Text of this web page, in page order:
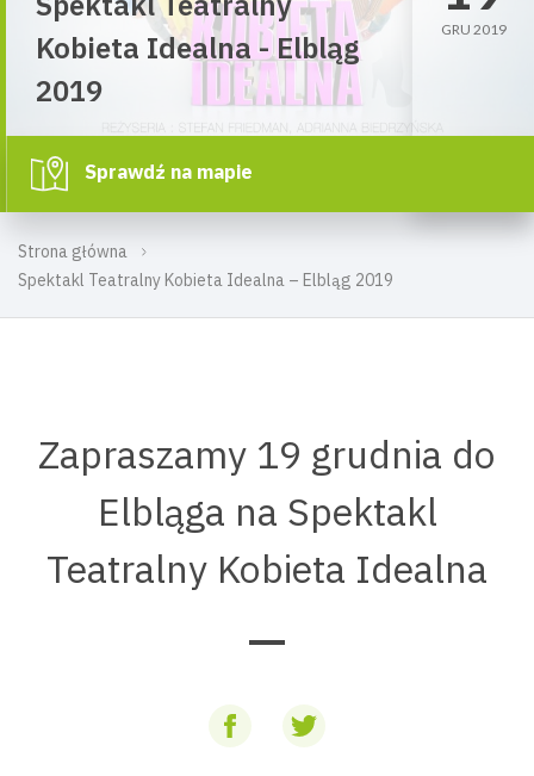
Strona główna
Spektakl Teatralny Kobieta Idealna – Elbląg 2019
Kobieta Idealna - Elbląg
2019
GRU 2019
Sprawdź na mapie
Zapraszamy 19 grudnia do
Elbląga na Spektakl
Teatralny Kobieta Idealna